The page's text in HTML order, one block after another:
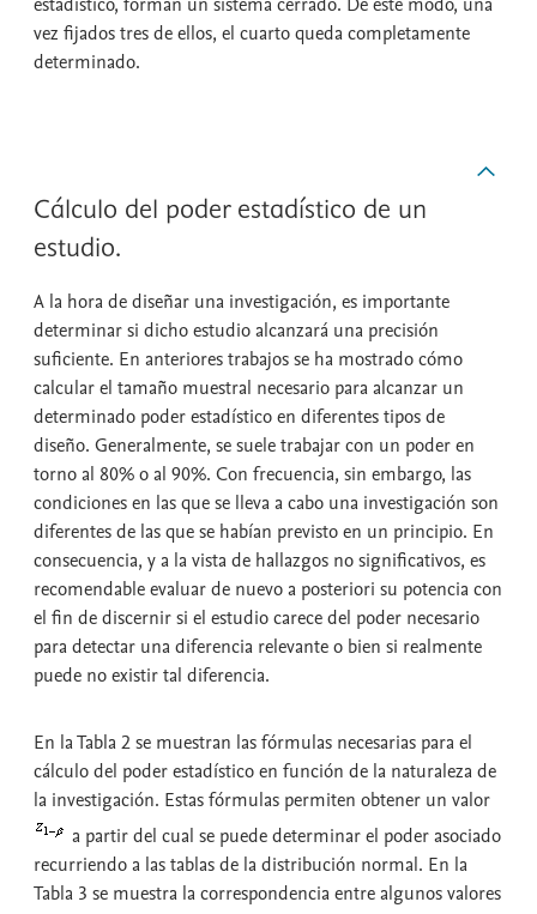
vez fijados tres de ellos, el cuarto queda completamente
determinado.
Cálculo del poder estadístico de un
estudio.
A la hora de diseñar una investigación, es importante
determinar si dicho estudio alcanzará una precisión
suficiente. En anteriores trabajos se ha mostrado cómo
calcular el tamaño muestral necesario para alcanzar un
determinado poder estadístico en diferentes tipos de
diseño. Generalmente, se suele trabajar con un poder en
torno al 80% o al 90%. Con frecuencia, sin embargo, las
condiciones en las que se lleva a cabo una investigación son
diferentes de las que se habían previsto en un principio. En
consecuencia, y a la vista de hallazgos no significativos, es
recomendable evaluar de nuevo a posteriori su potencia con
el fin de discernir si el estudio carece del poder necesario
para detectar una diferencia relevante o bien si realmente
puede no existir tal diferencia.
En la Tabla 2 se muestran las fórmulas necesarias para el
cálculo del poder estadístico en función de la naturaleza de
la investigación. Estas fórmulas permiten obtener un valor
a partir del cual se puede determinar el poder asociado
recurriendo a las tablas de la distribución normal. En la
Tabla 3 se muestra la correspondencia entre algunos valores